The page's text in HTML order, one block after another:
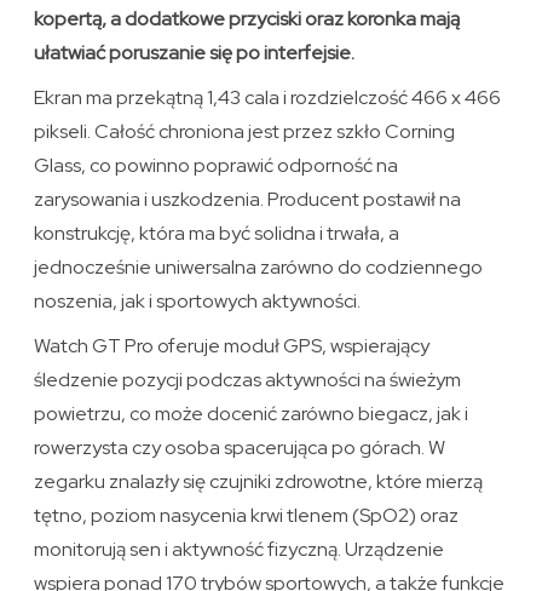
kopertą, a dodatkowe przyciski oraz koronka mają
ułatwiać poruszanie się po interfejsie.
Ekran ma przekątną 1,43 cala i rozdzielczość 466 x 466
pikseli. Całość chroniona jest przez szkło Corning
Glass, co powinno poprawić odporność na
zarysowania i uszkodzenia. Producent postawił na
konstrukcję, która ma być solidna i trwała, a
jednocześnie uniwersalna zarówno do codziennego
noszenia, jak i sportowych aktywności.
Watch GT Pro oferuje moduł GPS, wspierający
śledzenie pozycji podczas aktywności na świeżym
powietrzu, co może docenić zarówno biegacz, jak i
rowerzysta czy osoba spacerująca po górach. W
zegarku znalazły się czujniki zdrowotne, które mierzą
tętno, poziom nasycenia krwi tlenem (SpO2) oraz
monitorują sen i aktywność fizyczną. Urządzenie
wspiera ponad 170 trybów sportowych, a także funkcje